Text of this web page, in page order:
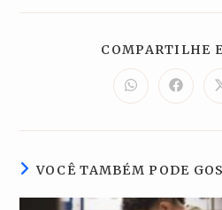
COMPARTILHE
Abre
em
nova
Abre
em
nova
VOCÊ TAMBÉM PODE